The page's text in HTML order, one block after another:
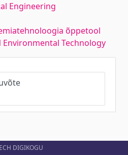
Engineering
õppetool
Technology
DIGIKOGU